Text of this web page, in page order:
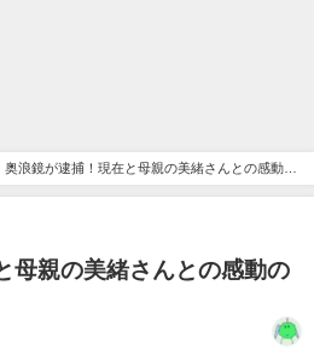
奥浪鏡が逮捕！現在と母親の美緒さんとの感動の
母親の美緒さんとの感動の